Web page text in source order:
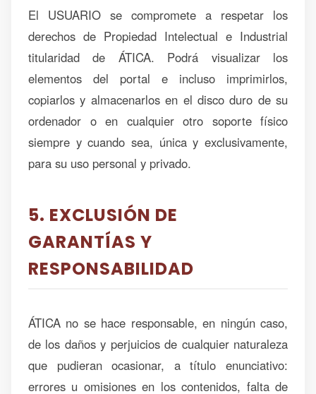
El USUARIO se compromete a respetar los
derechos de Propiedad Intelectual e Industrial
titularidad de ÁTICA. Podrá visualizar los
elementos del portal e incluso imprimirlos,
copiarlos y almacenarlos en el disco duro de su
ordenador o en cualquier otro soporte físico
siempre y cuando sea, única y exclusivamente,
para su uso personal y privado.
5. EXCLUSIÓN DE
GARANTÍAS Y
RESPONSABILIDAD
ÁTICA no se hace responsable, en ningún caso,
de los daños y perjuicios de cualquier naturaleza
que pudieran ocasionar, a título enunciativo:
errores u omisiones en los contenidos, falta de